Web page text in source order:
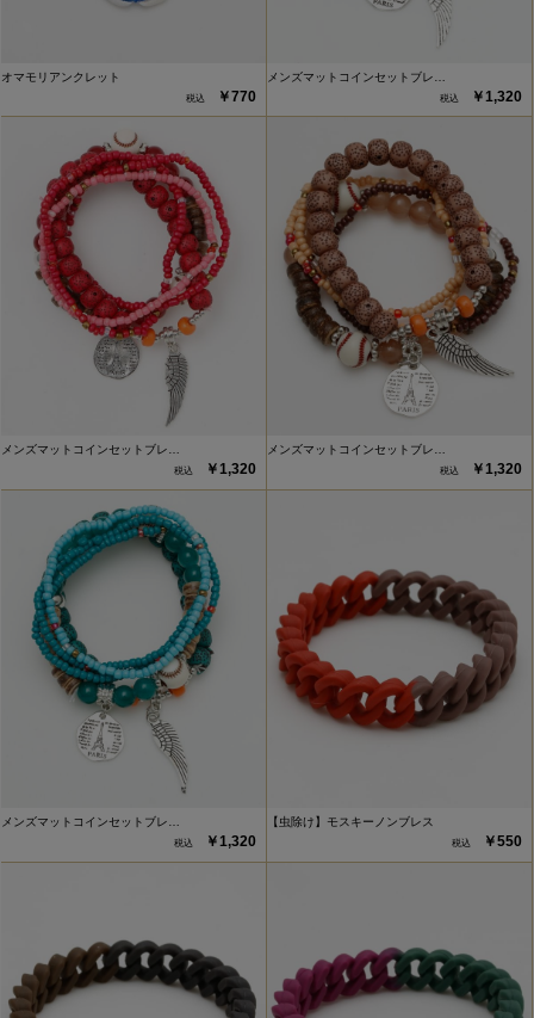
オマモリアンクレット
￥770
メンズマットコインセットブレ…
￥1,320
メンズマットコインセットブレ…
￥1,320
メンズマットコインセットブレ…
￥1,320
メンズマットコインセットブレ…
￥1,320
【虫除け】モスキーノンブレス
￥550